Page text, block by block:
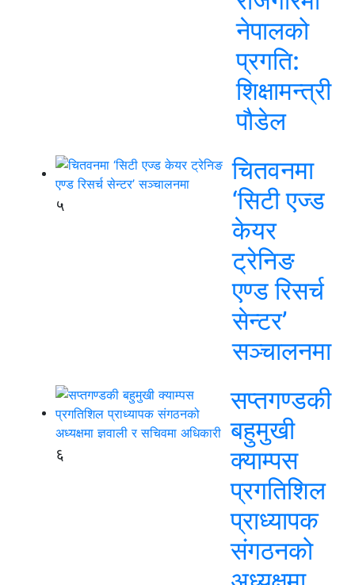
नेपालको
प्रगति:
शिक्षामन्त्री
पौडेल
५
चितवनमा
‘सिटी एज्ड
केयर
ट्रेनिङ
एण्ड रिसर्च
सेन्टर’
सञ्चालनमा
६
सप्तगण्डकी
बहुमुखी
क्याम्पस
प्रगतिशिल
प्राध्यापक
संगठनको